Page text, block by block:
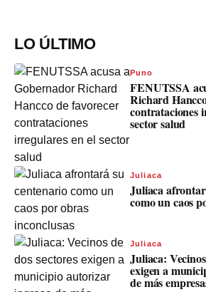
LO ÚLTIMO
Puno
FENUTSSA
Richard
contrataciones
sector salud
Juliaca
Juliaca
como un caos
Juliaca
Juliaca:
exigen a
de más